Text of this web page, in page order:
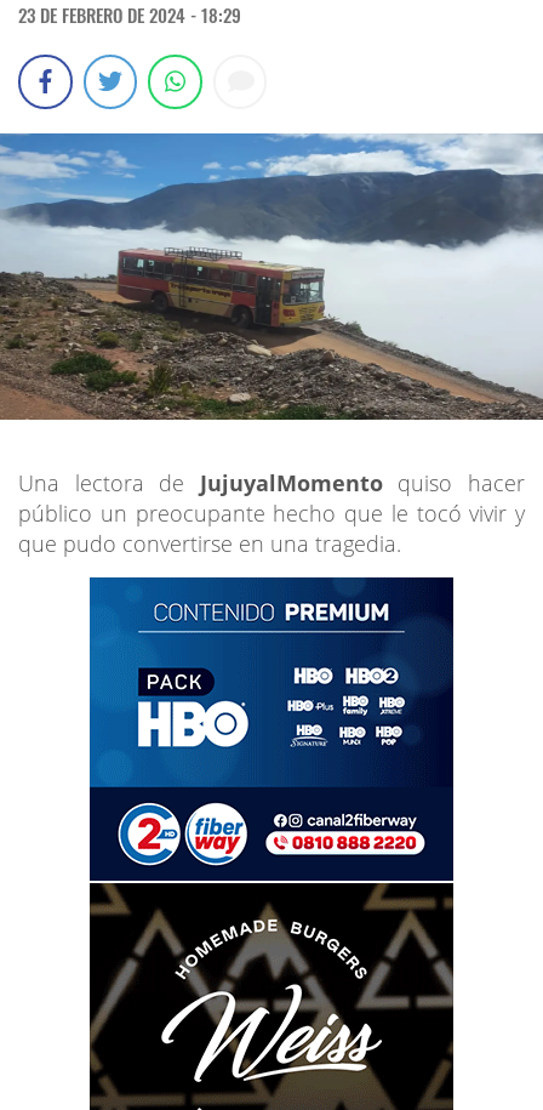
23 DE FEBRERO DE 2024 - 18:29
Una lectora de JujuyalMomento quiso hacer
público un preocupante hecho que le tocó vivir y
que pudo convertirse en una tragedia.